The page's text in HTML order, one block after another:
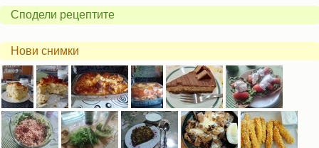
Сподели рецептите
Нови снимки